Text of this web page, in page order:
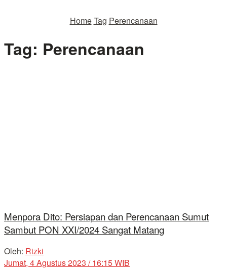
HomeTag Perencanaan
Tag: Perencanaan
Menpora Dito: Persiapan dan Perencanaan Sumut
Sambut PON XXI/2024 Sangat Matang
Oleh: Rizki
Jumat, 4 Agustus 2023 / 16:15 WIB